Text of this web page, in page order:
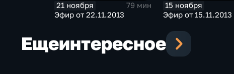
21 ноября
79 мин
Эфир от 22.11.2013
15 ноября
Эфир от 15.11.2013
Ещеинтересное